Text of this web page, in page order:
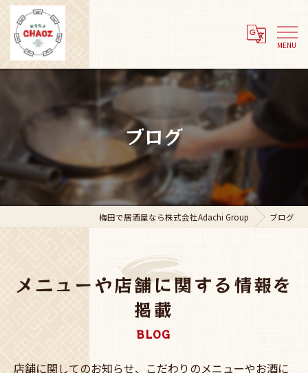
ブログ
梅田で居酒屋なら株式会社Adachi Group ブログ
メニューや店舗に関する情報を
掲載
BLOG
店舗に関してのお知らせ、こだわりのメニューやお酒に